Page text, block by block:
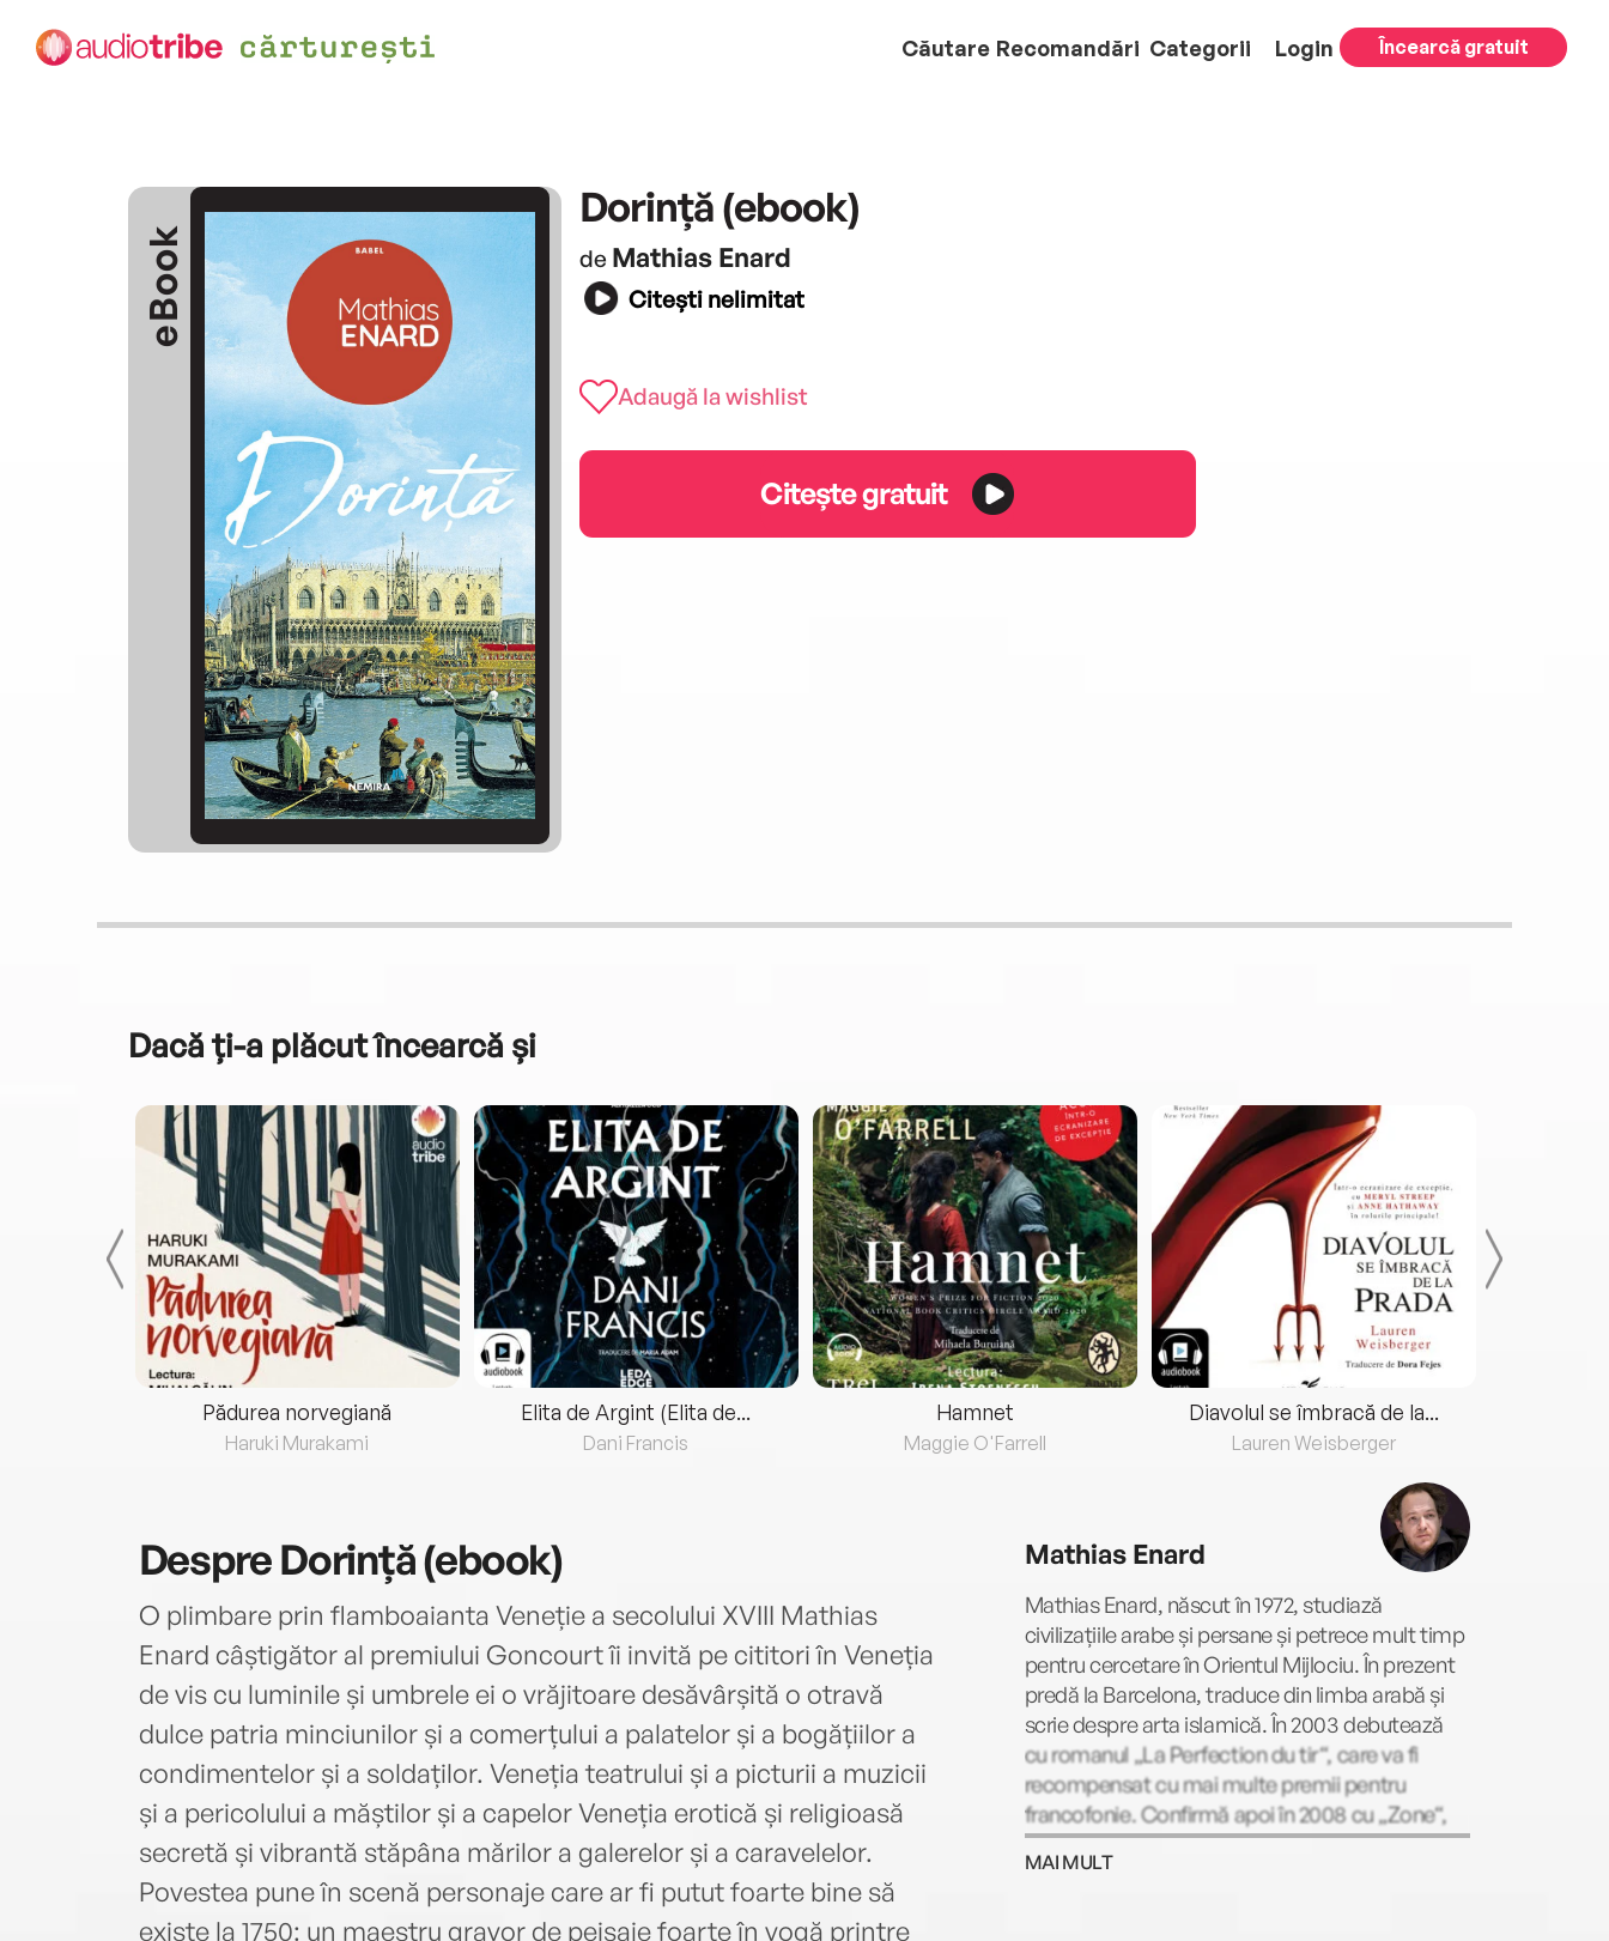
Căutare Recomandări Categorii Login Încearcă gratuit
eBook
Dorință (ebook)
de Mathias Enard
Citești nelimitat
Adaugă la wishlist
Citește gratuit
Dacă ți-a plăcut încearcă și
Pădurea norvegiană
Haruki Murakami
Elita de Argint (Elita de...
Dani Francis
Hamnet
Maggie O'Farrell
Diavolul se îmbracă de la...
Lauren Weisberger
DespreDorință (ebook)
O plimbare prin flamboaianta Veneție a secolului XVIII Mathias
Enard câștigător al premiului Goncourt îi invită pe cititori în Veneția
de vis cu luminile și umbrele ei o vrăjitoare desăvârșită o otravă
dulce patria minciunilor și a comerțului a palatelor și a bogățiilor a
condimentelor și a soldaților. Veneția teatrului și a picturii a muzicii
și a pericolului a măștilor și a capelor Veneția erotică și religioasă
secretă și vibrantă stăpâna mărilor a galerelor și a caravelelor.
Povestea pune în scenă personaje care ar fi putut foarte bine să
existe la 1750: un maestru gravor de peisaje foarte în vogă printre
Mathias Enard
Mathias Enard, născut în 1972, studiază
civilizațiile arabe și persane și petrece mult timp
pentru cercetare în Orientul Mijlociu. În prezent
predă la Barcelona, traduce din limba arabă și
scrie despre arta islamică. În 2003 debutează
cu romanul „La Perfection du tir“, care va fi
recompensat cu mai multe premii pentru
francofonie. Confirmă apoi în 2008 cu „Zone“,
un roman scris într-o singura frază lungă de 500
de pagini, pentru care căștigă nu mai puțin de 6
MAI MULT